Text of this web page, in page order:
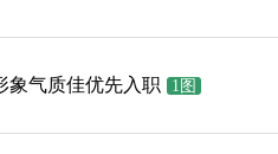
象气质佳优先入职 1图